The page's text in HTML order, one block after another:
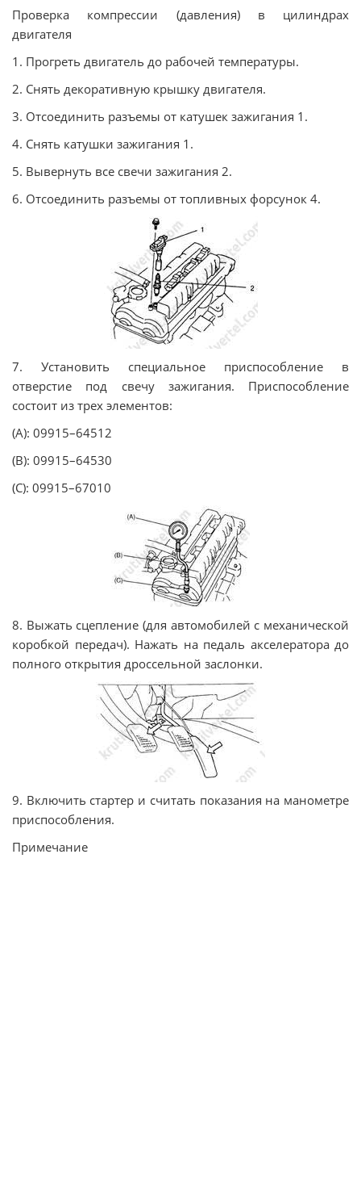
Проверка компрессии (давления) в цилиндрах
двигателя
1. Прогреть двигатель до рабочей температуры.
2. Снять декоративную крышку двигателя.
3. Отсоединить разъемы от катушек зажигания 1.
4. Снять катушки зажигания 1.
5. Вывернуть все свечи зажигания 2.
6. Отсоединить разъемы от топливных форсунок 4.
7. Установить специальное приспособление в
отверстие под свечу зажигания. Приспособление
состоит из трех элементов:
(A): 09915–64512
(B): 09915–64530
(C): 09915–67010
8. Выжать сцепление (для автомобилей с механической
коробкой передач). Нажать на педаль акселератора до
полного открытия дроссельной заслонки.
9. Включить стартер и считать показания на манометре
приспособления.
Примечание